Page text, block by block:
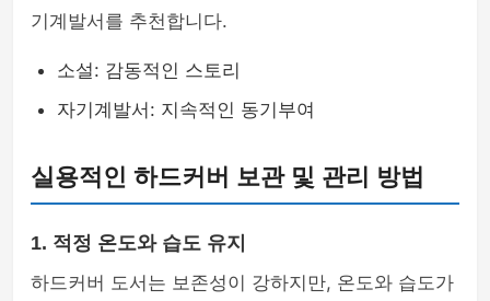
기계발서를 추천합니다.
소설: 감동적인 스토리
자기계발서: 지속적인 동기부여
실용적인 하드커버 보관 및 관리 방법
1. 적정 온도와 습도 유지
하드커버 도서는 보존성이 강하지만, 온도와 습도가